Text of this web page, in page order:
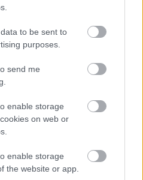
to be sent to
purposes.
send me
enable storage
on web or
enable storage
the website or app.